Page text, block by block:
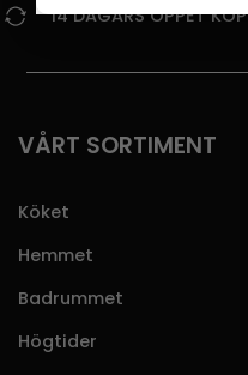
14 DAGARS ÖPPET KÖP
VÅRT SORTIMENT
Köket
Hemmet
Badrummet
Högtider